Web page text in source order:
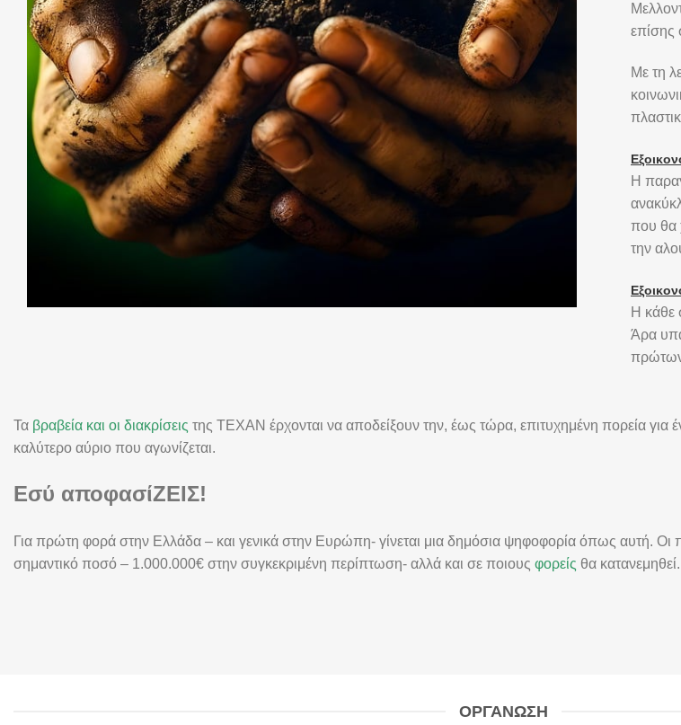
επίσης
Με τη
Η
που θα
την
Η κάθε
Άρα
Τα βραβεία και οι διακρίσεις της TEXAN έρχονται να αποδείξουν την, έως τώρα, επιτυχημένη πορεία
καλύτερο αύριο που αγωνίζεται.
Εσύ αποφασίΖΕΙΣ!
Για πρώτη φορά στην Ελλάδα – και γενικά στην Ευρώπη- γίνεται μια δημόσια ψηφοφορία όπως αυτή.
σημαντικό ποσό – 1.000.000€ στην συγκεκριμένη περίπτωση- αλλά και σε ποιους φορείς θα κατανεμηθεί.
ΟΡΓΑΝΩΣΗ